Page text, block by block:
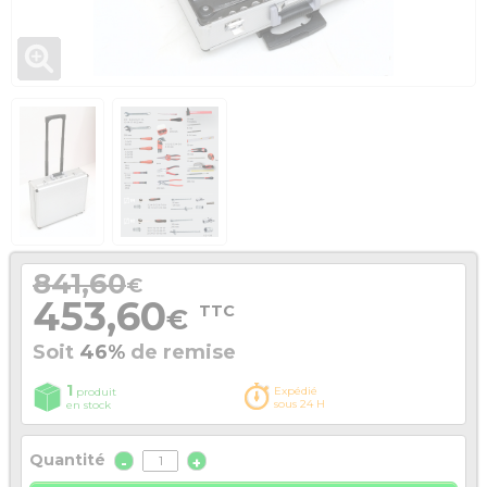
841,60€
453,60€ TTC
Soit 46% de remise
1 produit
en stock
Expédié
sous 24 H
Quantité - +